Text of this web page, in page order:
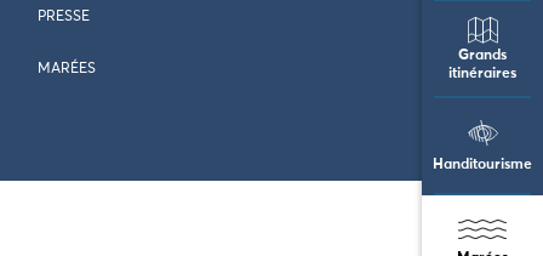
Grands
itinéraires
Handitourisme
PRESSE
MARÉES